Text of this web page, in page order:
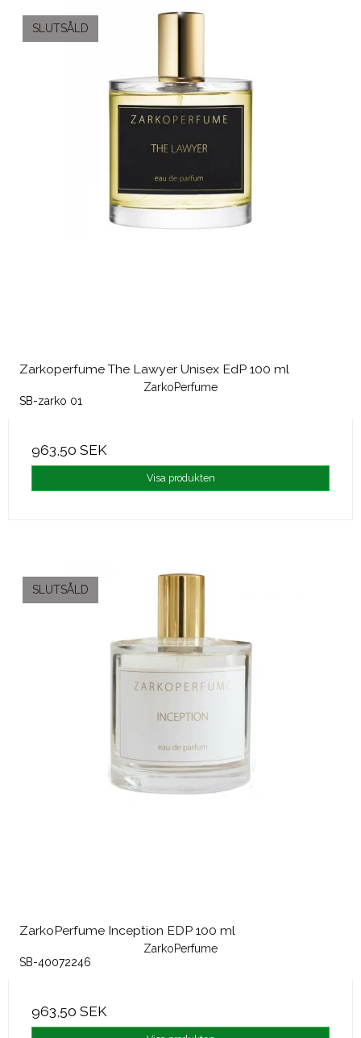
SLUTSÅLD
Zarkoperfume The Lawyer Unisex EdP 100 ml
ZarkoPerfume
SB-zarko 01
963,50 SEK
Visa produkten
SLUTSÅLD
ZarkoPerfume Inception EDP 100 ml
ZarkoPerfume
SB-40072246
963,50 SEK